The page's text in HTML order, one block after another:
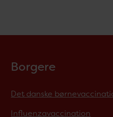
Borgere
Det danske
Influenzavaccination